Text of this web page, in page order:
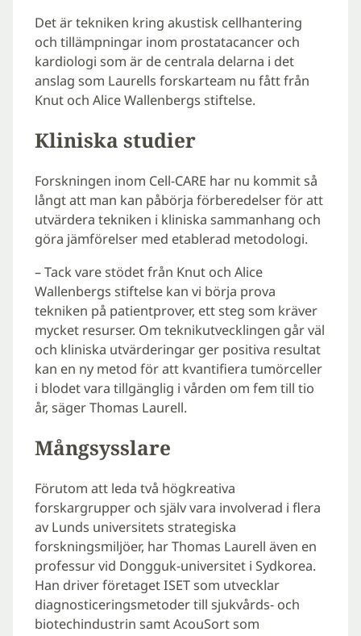
Det är tekniken kring akustisk cellhantering
och tillämpningar inom prostatacancer och
kardiologi som är de centrala delarna i det
anslag som Laurells forskarteam nu fått från
Knut och Alice Wallenbergs stiftelse.
Kliniska studier
Forskningen inom Cell-CARE har nu kommit så
långt att man kan påbörja förberedelser för att
utvärdera tekniken i kliniska sammanhang och
göra jämförelser med etablerad metodologi.
– Tack vare stödet från Knut och Alice
Wallenbergs stiftelse kan vi börja prova
tekniken på patientprover, ett steg som kräver
mycket resurser. Om teknikutvecklingen går väl
och kliniska utvärderingar ger positiva resultat
kan en ny metod för att kvantifiera tumörceller
i blodet vara tillgänglig i vården om fem till tio
år, säger Thomas Laurell.
Mångsysslare
Förutom att leda två högkreativa
forskargrupper och själv vara involverad i flera
av Lunds universitets strategiska
forskningsmiljöer, har Thomas Laurell även en
professur vid Dongguk-universitet i Sydkorea.
Han driver företaget ISET som utvecklar
diagnosticeringsmetoder till sjukvårds- och
biotechindustrin samt AcouSort som